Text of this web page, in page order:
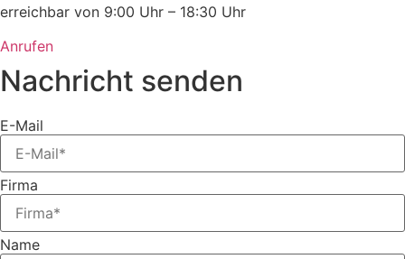
erreichbar von 9:00 Uhr – 18:30 Uhr
Anrufen
Nachricht senden
E-Mail
Firma
Name